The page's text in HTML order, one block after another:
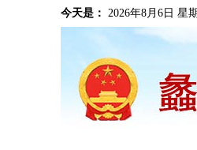
今天是： 2026年8月6日 星